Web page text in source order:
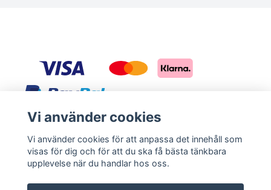
Facebook Instagram
Vi använder cookies
Vi använder cookies för att anpassa det innehåll som
visas för dig och för att du ska få bästa tänkbara
upplevelse när du handlar hos oss.
Miniature american shepherd
Mudi